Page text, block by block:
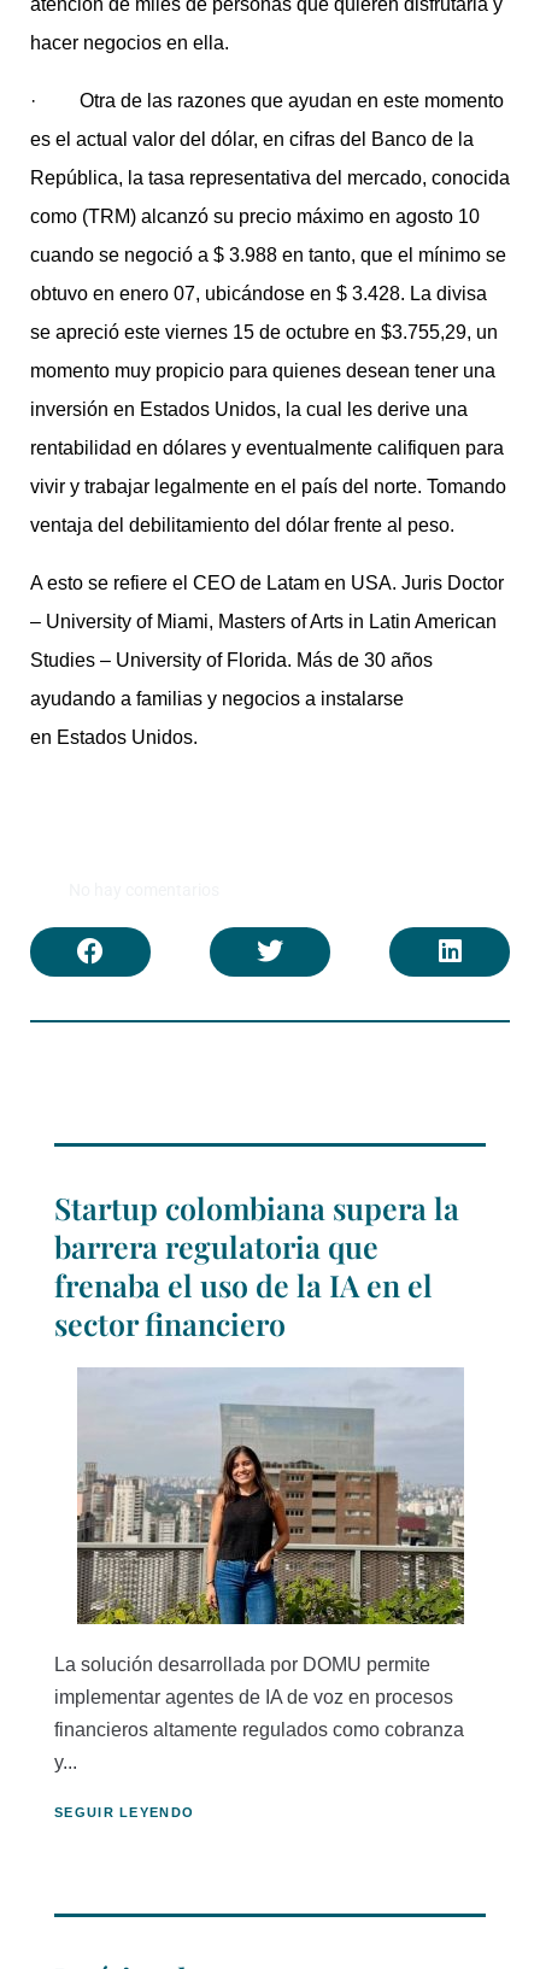
hacer negocios en ella.
· Otra de las razones que ayudan en este momento
es el actual valor del dólar, en cifras del Banco de la
República, la tasa representativa del mercado, conocida
como (TRM) alcanzó su precio máximo en agosto 10
cuando se negoció a $ 3.988 en tanto, que el mínimo se
obtuvo en enero 07, ubicándose en $ 3.428. La divisa
se apreció este viernes 15 de octubre en $3.755,29, un
momento muy propicio para quienes desean tener una
inversión en Estados Unidos, la cual les derive una
rentabilidad en dólares y eventualmente califiquen para
vivir y trabajar legalmente en el país del norte. Tomando
ventaja del debilitamiento del dólar frente al peso.
A esto se refiere el CEO de Latam en USA. Juris Doctor
– University of Miami, Masters of Arts in Latin American
Studies – University of Florida. Más de 30 años
ayudando a familias y negocios a instalarse
en Estados Unidos.
Startup colombiana supera la
barrera regulatoria que
frenaba el uso de la IA en el
sector financiero
La solución desarrollada por DOMU permite
implementar agentes de IA de voz en procesos
financieros altamente regulados como cobranza
y...
SEGUIR LEYENDO